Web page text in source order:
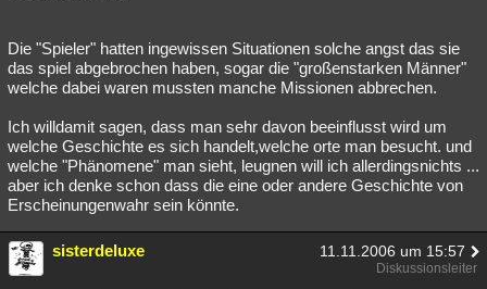
Die "Spieler" hatten ingewissen Situationen solche angst das sie
das spiel abgebrochen haben, sogar die "großenstarken Männer"
welche dabei waren mussten manche Missionen abbrechen.
Ich willdamit sagen, dass man sehr davon beeinflusst wird um
welche Geschichte es sich handelt,welche orte man besucht. und
welche "Phänomene" man sieht, leugnen will ich allerdingsnichts ...
aber ich denke schon dass die eine oder andere Geschichte von
Erscheinungenwahr sein könnte.
sisterdeluxe 11.11.2006 um 15:57
Diskussionsleiter